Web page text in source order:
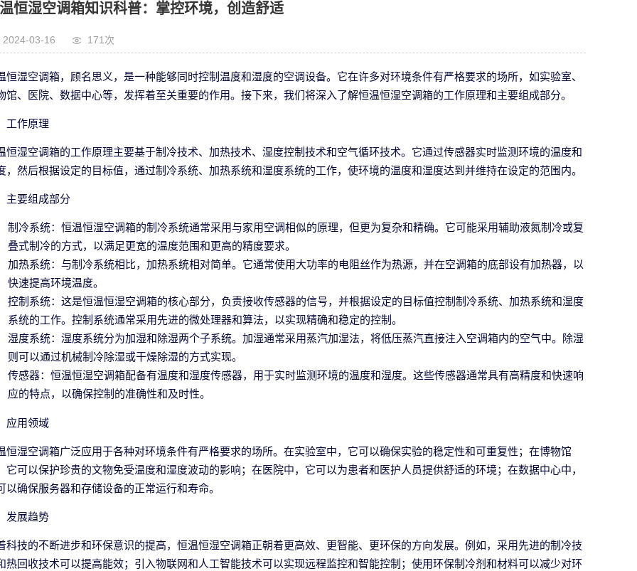
恒湿空调箱知识科普：掌控环境，创造舒适
2024-03-16 171次
恒湿空调箱，顾名思义，是一种能够同时控制温度和湿度的空调设备。它在许多对环境条件有严格要求的场所，如实验室、
馆、医院、数据中心等，发挥着至关重要的作用。接下来，我们将深入了解恒温恒湿空调箱的工作原理和主要组成部分。
工作原理
恒湿空调箱的工作原理主要基于制冷技术、加热技术、湿度控制技术和空气循环技术。它通过传感器实时监测环境的温度和
，然后根据设定的目标值，通过制冷系统、加热系统和湿度系统的工作，使环境的温度和湿度达到并维持在设定的范围内。
主要组成部分
制冷系统：恒温恒湿空调箱的制冷系统通常采用与家用空调相似的原理，但更为复杂和精确。它可能采用辅助液氮制冷或复
叠式制冷的方式，以满足更宽的温度范围和更高的精度要求。
加热系统：与制冷系统相比，加热系统相对简单。它通常使用大功率的电阻丝作为热源，并在空调箱的底部设有加热器，以
快速提高环境温度。
控制系统：这是恒温恒湿空调箱的核心部分，负责接收传感器的信号，并根据设定的目标值控制制冷系统、加热系统和湿度
系统的工作。控制系统通常采用先进的微处理器和算法，以实现精确和稳定的控制。
湿度系统：湿度系统分为加湿和除湿两个子系统。加湿通常采用蒸汽加湿法，将低压蒸汽直接注入空调箱内的空气中。除湿
则可以通过机械制冷除湿或干燥除湿的方式实现。
传感器：恒温恒湿空调箱配备有温度和湿度传感器，用于实时监测环境的温度和湿度。这些传感器通常具有高精度和快速响
应的特点，以确保控制的准确性和及时性。
应用领域
恒湿空调箱广泛应用于各种对环境条件有严格要求的场所。在实验室中，它可以确保实验的稳定性和可重复性；在博物馆
它可以保护珍贵的文物免受温度和湿度波动的影响；在医院中，它可以为患者和医护人员提供舒适的环境；在数据中心中，
以确保服务器和存储设备的正常运行和寿命。
发展趋势
科技的不断进步和环保意识的提高，恒温恒湿空调箱正朝着更高效、更智能、更环保的方向发展。例如，采用先进的制冷技
热回收技术可以提高能效；引入物联网和人工智能技术可以实现远程监控和智能控制；使用环保制冷剂和材料可以减少对环